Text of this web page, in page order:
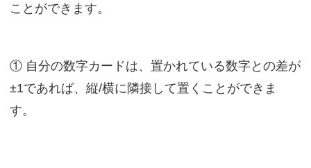
ことができます。
① 自分の数字カードは、置かれている数字との差が
±1であれば、縦/横に隣接して置くことができま
す。